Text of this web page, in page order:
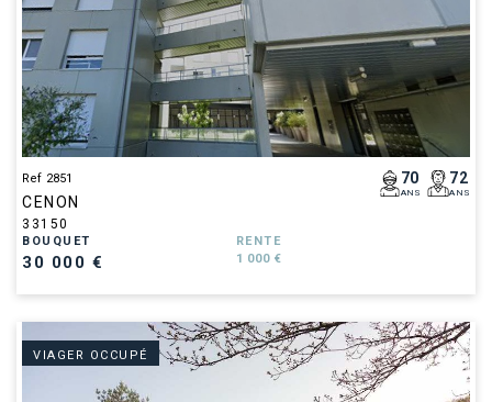
Ref 2851
CENON
33150
70
ANS
72
ANS
BOUQUET
30 000 €
RENTE
1 000 €
VIAGER OCCUPÉ